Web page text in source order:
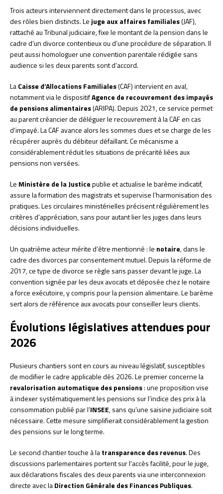
Trois acteurs interviennent directement dans le processus, avec
des rôles bien distincts. Le juge aux affaires familiales(JAF),
rattaché au Tribunal judiciaire, fixe le montant de la pension dans le
cadre d’un divorce contentieux ou d’une procédure de séparation. Il
peut aussi homologuer une convention parentale rédigée sans
audience si les deux parents sont d’accord.
LaCaisse d’Allocations Familiales(CAF) intervient en aval,
notamment via le dispositifAgence de recouvrement des impayés
de pensions alimentaires(ARIPA). Depuis 2021, ce service permet
au parent créancier de déléguer le recouvrement à la CAF en cas
d’impayé. La CAF avance alors les sommes dues et se charge de les
récupérer auprès du débiteur défaillant. Ce mécanisme a
considérablement réduit les situations de précarité liées aux
pensions non versées.
Le Ministère de la Justicepublie et actualise le barème indicatif,
assure la formation des magistrats et supervise l’harmonisation des
pratiques. Les circulaires ministérielles précisent régulièrement les
critères d’appréciation, sans pour autant lier les juges dans leurs
décisions individuelles.
Un quatrième acteur mérite d’être mentionné : le notaire, dans le
cadre des divorces par consentement mutuel. Depuis la réforme de
2017, ce type de divorce se règle sans passer devant le juge. La
convention signée par les deux avocats et déposée chez le notaire
a force exécutoire, y compris pour la pension alimentaire. Le barème
sert alors de référence aux avocats pour conseiller leurs clients.
Évolutions législatives attendues pour
2026
Plusieurs chantiers sont en cours au niveau législatif, susceptibles
de modifier le cadre applicable dès 2026. Le premier concerne la
revalorisation automatique des pensions: une proposition vise
à indexer systématiquement les pensions sur l’indice des prix à la
consommation publié par l’INSEE, sans qu’une saisine judiciaire soit
nécessaire. Cette mesure simplifierait considérablement la gestion
des pensions sur le long terme.
Le second chantier touche à latransparence des revenus. Des
discussions parlementaires portent sur l’accès facilité, pour le juge,
aux déclarations fiscales des deux parents via une interconnexion
directe avec laDirection Générale des Finances Publiques.